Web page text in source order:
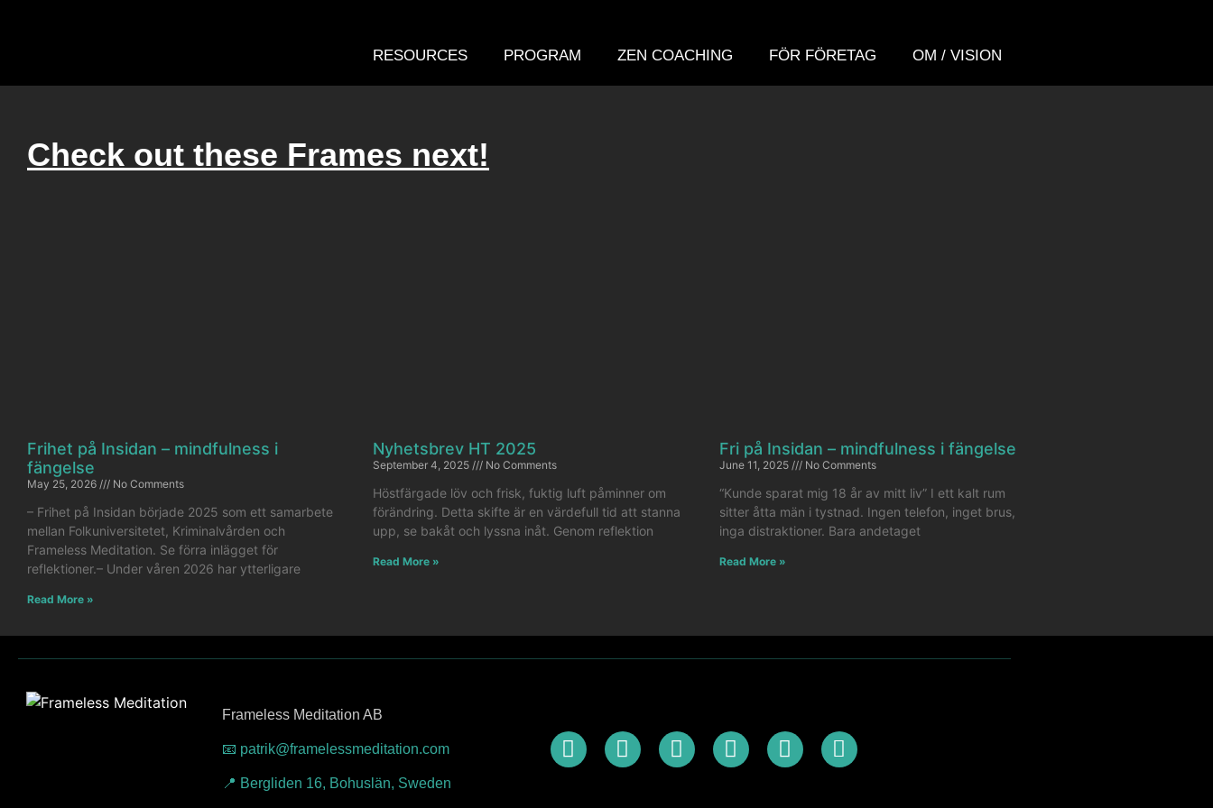
RESOURCES PROGRAM ZEN COACHING FÖR FÖRETAG OM / VISION
Check out these Frames next!
Frihet på Insidan – mindfulness i
fängelse
May 25, 2026 No Comments
– Frihet på Insidan började 2025 som ett samarbete
mellan Folkuniversitetet, Kriminalvården och
Frameless Meditation. Se förra inlägget för
reflektioner.– Under våren 2026 har ytterligare
Read More »
Nyhetsbrev HT 2025
September 4, 2025 No Comments
Höstfärgade löv och frisk, fuktig luft påminner om
förändring. Detta skifte är en värdefull tid att stanna
upp, se bakåt och lyssna inåt. Genom reflektion
Read More »
Fri på Insidan – mindfulness i fängelse
June 11, 2025 No Comments
“Kunde sparat mig 18 år av mitt liv” I ett kalt rum
sitter åtta män i tystnad. Ingen telefon, inget brus,
inga distraktioner. Bara andetaget
Read More »
Frameless Meditation AB
📧 patrik@framelessmeditation.com
📍 Bergliden 16, Bohuslän, Sweden